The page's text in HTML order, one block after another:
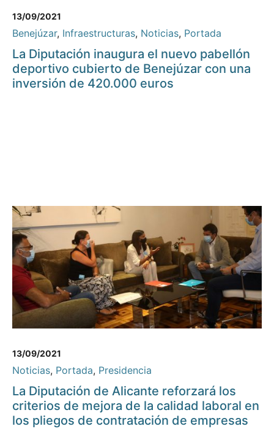
13/09/2021
Benejúzar, Infraestructuras, Noticias, Portada
La Diputación inaugura el nuevo pabellón
deportivo cubierto de Benejúzar con una
inversión de 420.000 euros
13/09/2021
Noticias, Portada, Presidencia
La Diputación de Alicante reforzará los
criterios de mejora de la calidad laboral en
los pliegos de contratación de empresas